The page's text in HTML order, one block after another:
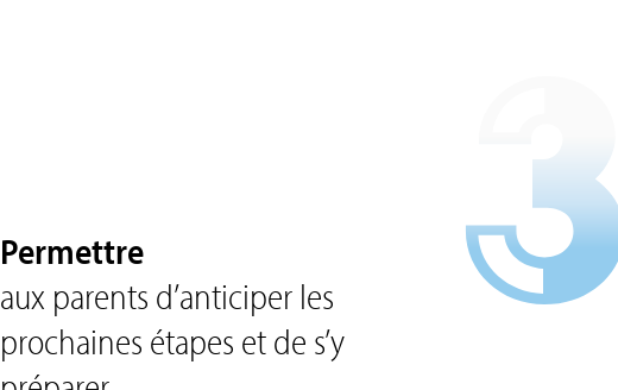
Permettre
aux parents d’anticiper les
prochaines étapes et de s’y